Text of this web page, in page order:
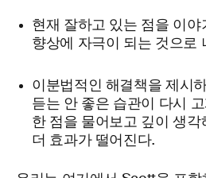
현재 잘하고 있는 점을 이
향상에 자극이 되는 것으로
이분법적인 해결책을 제시
듣는 안 좋은 습관이 다시
한 점을 물어보고 깊이 생
더 효과가 떨어진다.